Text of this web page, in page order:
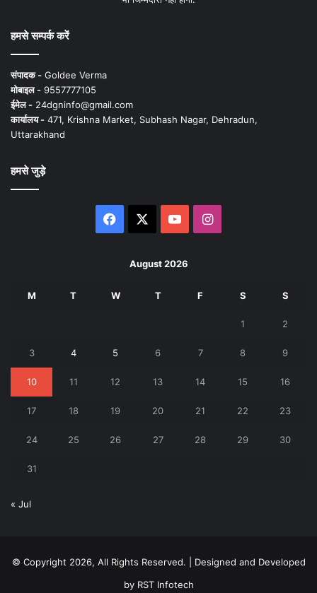
हमसे सम्पर्क करें
संपादक - Goldee Verma
मोबाइल - 9557777105
ईमेल - 24dgninfo@gmail.com
कार्यालय - 471, Krishna Market, Subhash Nagar, Dehradun,
Uttarakhand
हमसे जुड़े
Facebook YouTubeInstagram
August 2026
M T W T F S S
1 2
3 4 5 6 7 8 9
10 11 12 13 14 15 16
17 18 19 20 21 22 23
24 25 26 27 28 29 30
31
« Jul
© Copyright 2026, All Rights Reserved. | Designed and Developed
byRST Infotech